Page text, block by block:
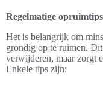
Regelmatige opruimtips
Het is belangrijk om
grondig op te ruimen.
verwijderen, maar zorgt
Enkele tips zijn: